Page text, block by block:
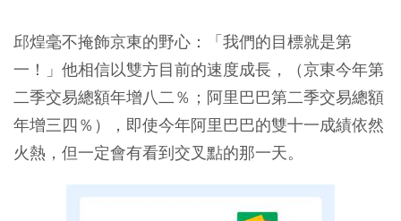
邱煌毫不掩飾京東的野心：「我們的目標就是第
一！」他相信以雙方目前的速度成長，（京東今年第
二季交易總額年增八二％；阿里巴巴第二季交易總額
年增三四％），即使今年阿里巴巴的雙十一成績依然
火熱，但一定會有看到交叉點的那一天。